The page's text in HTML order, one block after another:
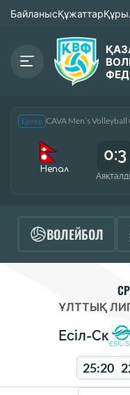
БайланысҚұжаттар
Ерлер CAVA Men’s
Непал
0:3
ВОЛЕЙБОЛ
ҰЛТТЫҚ
Есіл-Ск
25:20